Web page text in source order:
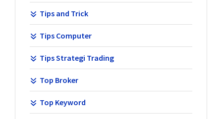
Tips and Trick
Tips Computer
Tips Strategi Trading
Top Broker
Top Keyword